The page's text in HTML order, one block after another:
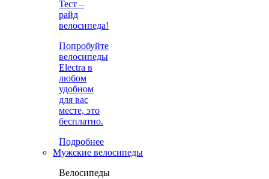
Тест –
райд
велосипеда!
Попробуйте
велосипеды
Electra в
любом
удобном
для вас
месте, это
бесплатно.
Подробнее
Мужские велосипеды
Велосипеды